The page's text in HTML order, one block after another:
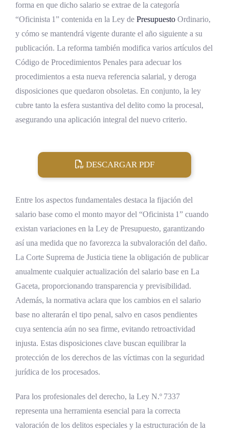
forma en que dicho salario se extrae de la categoría
“Oficinista 1” contenida en la Ley de Presupuesto Ordinario,
y cómo se mantendrá vigente durante el año siguiente a su
publicación. La reforma también modifica varios artículos del
Código de Procedimientos Penales para adecuar los
procedimientos a esta nueva referencia salarial, y deroga
disposiciones que quedaron obsoletas. En conjunto, la ley
cubre tanto la esfera sustantiva del delito como la procesal,
asegurando una aplicación integral del nuevo criterio.
DESCARGAR PDF
Entre los aspectos fundamentales destaca la fijación del
salario base como el monto mayor del “Oficinista 1” cuando
existan variaciones en la Ley de Presupuesto, garantizando
así una medida que no favorezca la subvaloración del daño.
La Corte Suprema de Justicia tiene la obligación de publicar
anualmente cualquier actualización del salario base en La
Gaceta, proporcionando transparencia y previsibilidad.
Además, la normativa aclara que los cambios en el salario
base no alterarán el tipo penal, salvo en casos pendientes
cuya sentencia aún no sea firme, evitando retroactividad
injusta. Estas disposiciones clave buscan equilibrar la
protección de los derechos de las víctimas con la seguridad
jurídica de los procesados.
Para los profesionales del derecho, la Ley N.º 7337
representa una herramienta esencial para la correcta
valoración de los delitos especiales y la estructuración de la